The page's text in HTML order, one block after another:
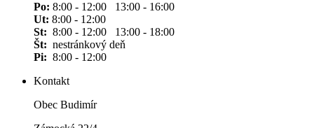
Po: 8:00 - 12:00 13:00 - 16:00
Ut: 8:00 - 12:00
St: 8:00 - 12:00 13:00 - 18:00
Št: nestránkový deň
Pi: 8:00 - 12:00
Kontakt
Obec Budimír